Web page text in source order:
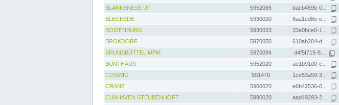
BLANKENESE UF
5952065 bacb459b-0...
BLECKEDE
5930020 6aa1cd8e-e...
BOIZENBURG
5930033 33e0bce0-1...
BROKDORF
5970050 610ab204-d...
BRUNSBÜTTEL MPM
5970094 d4f5f719-8...
BUNTHAUS
5952020 ae1b91d0-e...
COSWIG
501470 1ce53a59-3...
CRANZ
5950070 e6b42536-6...
CUXHAVEN STEUBENHÖFT
5990020 aad49293-2...